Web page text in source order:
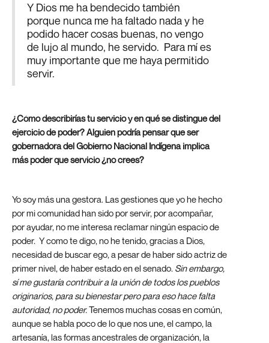
Y Dios me ha bendecido también
porque nunca me ha faltado nada y he
podido hacer cosas buenas, no vengo
de lujo al mundo, he servido. Para mí es
muy importante que me haya permitido
servir.
¿Cómo describirías tu servicio y en qué se distingue del
ejercicio de poder? Alguien podría pensar que ser
gobernadora del Gobierno Nacional Indígena implica
más poder que servicio ¿no crees?
Yo soy más una gestora. Las gestiones que yo he hecho
por mi comunidad han sido por servir, por acompañar,
por ayudar, no me interesa reclamar ningún espacio de
poder. Y como te digo, no he tenido, gracias a Dios,
necesidad de buscar ego, a pesar de haber sido actriz de
primer nivel, de haber estado en el senado. Sin embargo,
sí me gustaría contribuir a la unión de todos los pueblos
originarios, para su bienestar pero para eso hace falta
autoridad, no poder.Tenemos muchas cosas en común,
aunque se habla poco de lo que nos une, el campo, la
artesanía, las formas ancestrales de organización, la